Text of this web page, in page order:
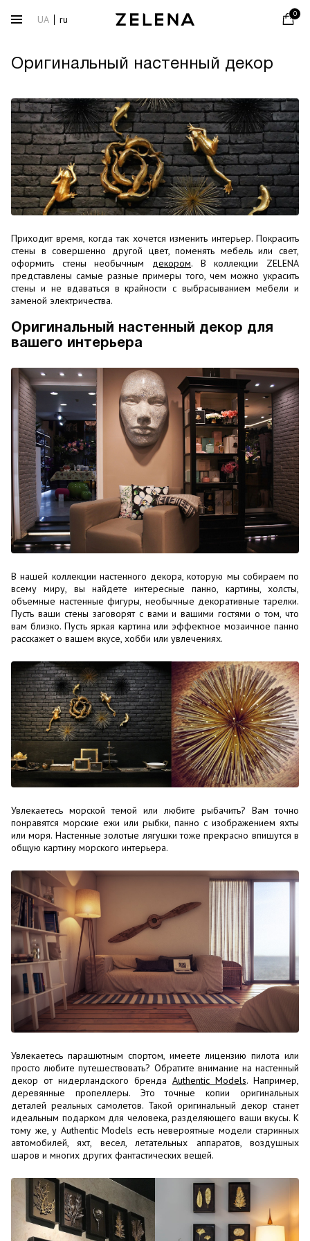
UA ru 0
Оригинальный настенный декор
Приходит время, когда так хочется изменить интерьер. Покрасить
стены в совершенно другой цвет, поменять мебель или свет,
оформить стены необычным декором. В коллекции ZELENA
представлены самые разные примеры того, чем можно украсить
стены и не вдаваться в крайности с выбрасыванием мебели и
заменой электричества.
Оригинальный настенный декор для
вашего интерьера
В нашей коллекции настенного декора, которую мы собираем по
всему миру, вы найдете интересные панно, картины, холсты,
объемные настенные фигуры, необычные декоративные тарелки.
Пусть ваши стены заговорят с вами и вашими гостями о том, что
вам близко. Пусть яркая картина или эффектное мозаичное панно
расскажет о вашем вкусе, хобби или увлечениях.
Увлекаетесь морской темой или любите рыбачить? Вам точно
понравятся морские ежи или рыбки, панно с изображением яхты
или моря. Настенные золотые лягушки тоже прекрасно впишутся в
общую картину морского интерьера.
Увлекаетесь парашютным спортом, имеете лицензию пилота или
просто любите путешествовать? Обратите внимание на настенный
декор от нидерландского бренда Authentic Models. Например,
деревянные пропеллеры. Это точные копии оригинальных
деталей реальных самолетов. Такой оригинальный декор станет
идеальным подарком для человека, разделяющего ваши вкусы. К
тому же, у Authentic Models есть невероятные модели старинных
автомобилей, яхт, весел, летательных аппаратов, воздушных
шаров и многих других фантастических вещей.